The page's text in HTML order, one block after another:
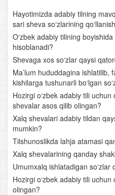
Fe’llarning tuzilishiga ko'ra
Undov so‘zlar
Gap
Uyushiq bo‘lakli gaplar
Gapning tuzilish jihatdan
Bog‘lovchisiz bog‘langan
Adabiyot – so‘z san’ati
Qofiya va boshqa she’riy
Hayotimizda adabiy tilning
sari sheva so‘zlarining
O‘zbek adabiy tilining
hisoblanadi?
Shevaga xos so‘zlar qaysi
Ma’lum hududdagina ishlatilib,
kishilarga tushunarli bo‘lgan
Hozirgi o‘zbek adabiy tili
shevalar asos qilib olingan?
Xalq shevalari adabiy tildan
mumkin?
Tilshunoslikda lahja atamasi
Xalq shevalarining qanday
Umumxalq ishlatadigan so‘zlar
Hozirgi o‘zbek adabiy tili
olingan?